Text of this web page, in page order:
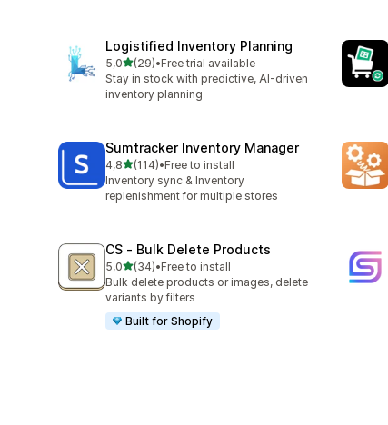
Logistified Inventory Planning
5,0na 5 gwiazdek
(29)
Łączna liczba recenzji: 29
•Free trial available
Stay in stock with predictive, AI-driven
inventory planning
Sumtracker Inventory Manager
4,8na 5 gwiazdek
(114)
Łączna liczba recenzji: 114
•Free to install
Inventory sync & Inventory
replenishment for multiple stores
CS ‑ Bulk Delete Products
5,0na 5 gwiazdek
(34)
Łączna liczba recenzji: 34
•Free to install
Bulk delete products or images, delete
variants by filters
Built for Shopify